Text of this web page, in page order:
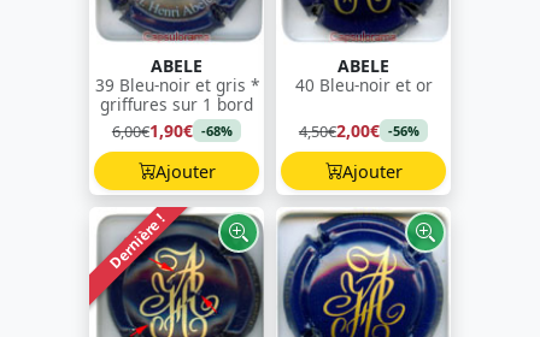
ABELE
39 Bleu-noir et gris *
griffures sur 1 bord
6,00€1,90€ -68%
Ajouter
ABELE
40 Bleu-noir et or
4,50€2,00€ -56%
Ajouter
Dernière !